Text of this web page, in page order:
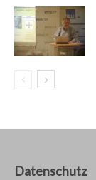
Datenschutz